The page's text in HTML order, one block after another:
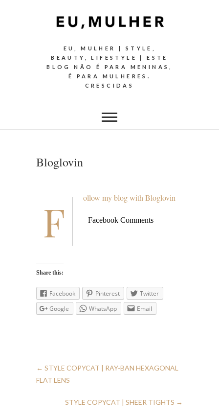
EU, MULHER | STYLE,
BEAUTY, LIFESTYLE | ESTE
BLOG NÃO É PARA MENINAS,
É PARA MULHERES.
CRESCIDAS
Bloglovin
F ollow my blog with Bloglovin
Facebook Comments
Share this:
Facebook Pinterest
Twitter
Google
WhatsApp Email
← STYLE COPYCAT | RAY-BAN HEXAGONAL
FLAT LENS
STYLE COPYCAT | SHEER TIGHTS →